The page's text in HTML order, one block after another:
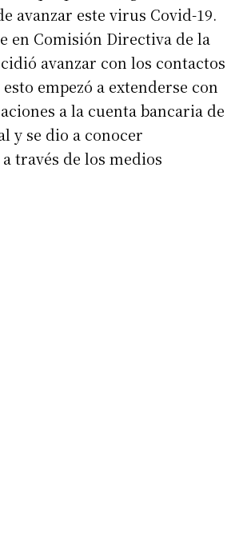
gratis
electrónico
avanzar este virus Covid-19.
en Comisión Directiva de la
avanzar con los contactos
empezó a extenderse con
a la cuenta bancaria de
y se dio a conocer
través de los medios